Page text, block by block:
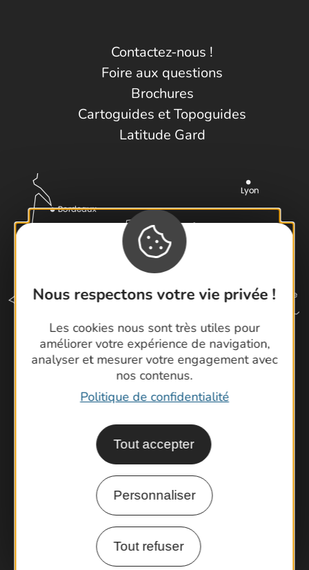
Nous respectons votre vie privée !
Les cookies nous sont très utiles pour
améliorer votre expérience de navigation,
analyser et mesurer votre engagement avec
nos contenus.
Politique de confidentialité
Tout accepter
Personnaliser
Tout refuser
Contactez-nous !
Foire aux questions
Brochures
Cartoguides et Topoguides
Latitude Gard
Comment venir ?
Observatoire
Partenaires et Pros
Porteurs de projets
Labels et classements